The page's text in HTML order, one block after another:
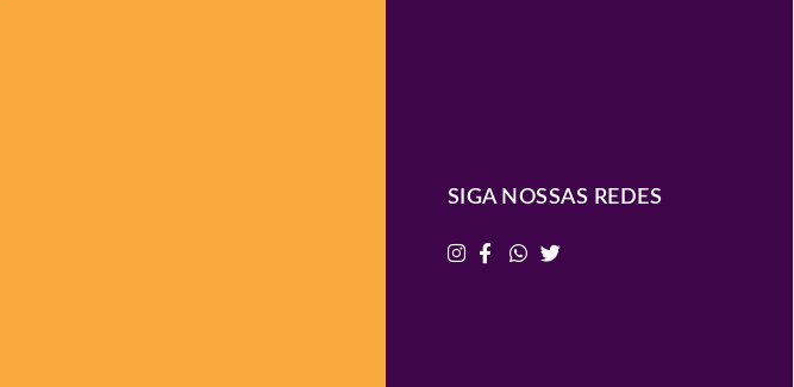
SIGA NOSSAS REDES